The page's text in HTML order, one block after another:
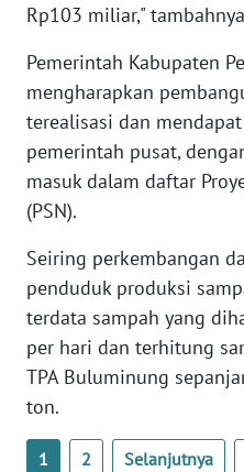
Rp103 miliar,"
Pemerintah Kabupaten
mengharapkan
terealisasi dan
pemerintah pusat,
masuk dalam daftar
(PSN).
Seiring perkembangan
penduduk produksi
terdata sampah yang
per hari dan terhitung
TPA Buluminung
ton.
1 2 Selanjutnya
WN
SULTENG
WN
SULBAR
BABEL
WN
SUMBAR
WN
SUMSEL